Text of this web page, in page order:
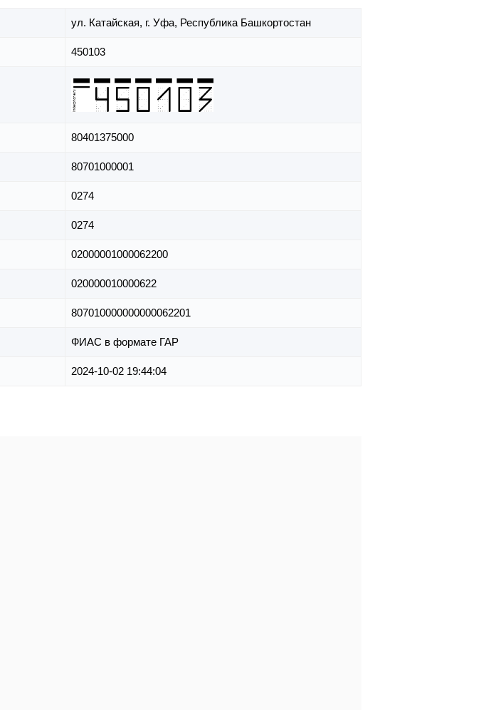
ул. Катайская, г. Уфа, Республика Башкортостан
450103
80401375000
80701000001
0274
0274
02000001000062200
020000010000622
807010000000000062201
ФИАС в формате ГАР
2024-10-02 19:44:04